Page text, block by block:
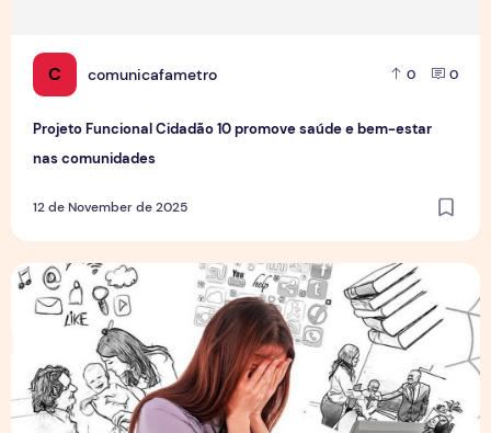
C comunicafametro 0 0
Projeto Funcional Cidadão 10 promove saúde e bem-estar
nas comunidades
12 de November de 2025
Burnout no Home Office: quando a exaustão deixa de ser